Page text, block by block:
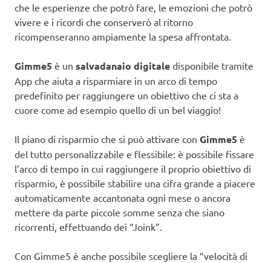
che le esperienze che potrò fare, le emozioni che potrò
vivere e i ricordi che conserverò al ritorno
ricompenseranno ampiamente la spesa affrontata.
Gimme5 è un salvadanaio digitale disponibile tramite
App che aiuta a risparmiare in un arco di tempo
predefinito per raggiungere un obiettivo che ci sta a
cuore come ad esempio quello di un bel viaggio!
Il piano di risparmio che si può attivare con Gimme5 è
del tutto personalizzabile e flessibile: è possibile fissare
l’arco di tempo in cui raggiungere il proprio obiettivo di
risparmio, è possibile stabilire una cifra grande a piacere
automaticamente accantonata ogni mese o ancora
mettere da parte piccole somme senza che siano
ricorrenti, effettuando dei “Joink”.
Con Gimme5 è anche possibile scegliere la “velocità di